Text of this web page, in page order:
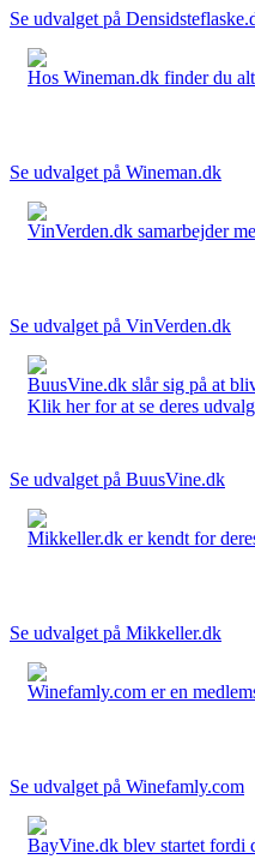
Se udvalget på
Hos Wineman.dk finder du
Se udvalget på Wineman.dk
VinVerden.dk samarbejder
Se udvalget på VinVerden.dk
BuusVine.dk slår sig på at
Klik her for at se deres
Se udvalget på BuusVine.dk
Mikkeller.dk er kendt for
Se udvalget på Mikkeller.dk
Winefamly.com er en
Se udvalget på Winefamly.com
BayVine.dk blev startet fordi